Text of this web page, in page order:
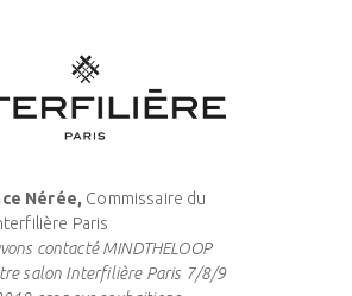
Nérée, Commissaire du
Paris
contacté MINDTHELOOP
salon Interfilière Paris 7/8/9